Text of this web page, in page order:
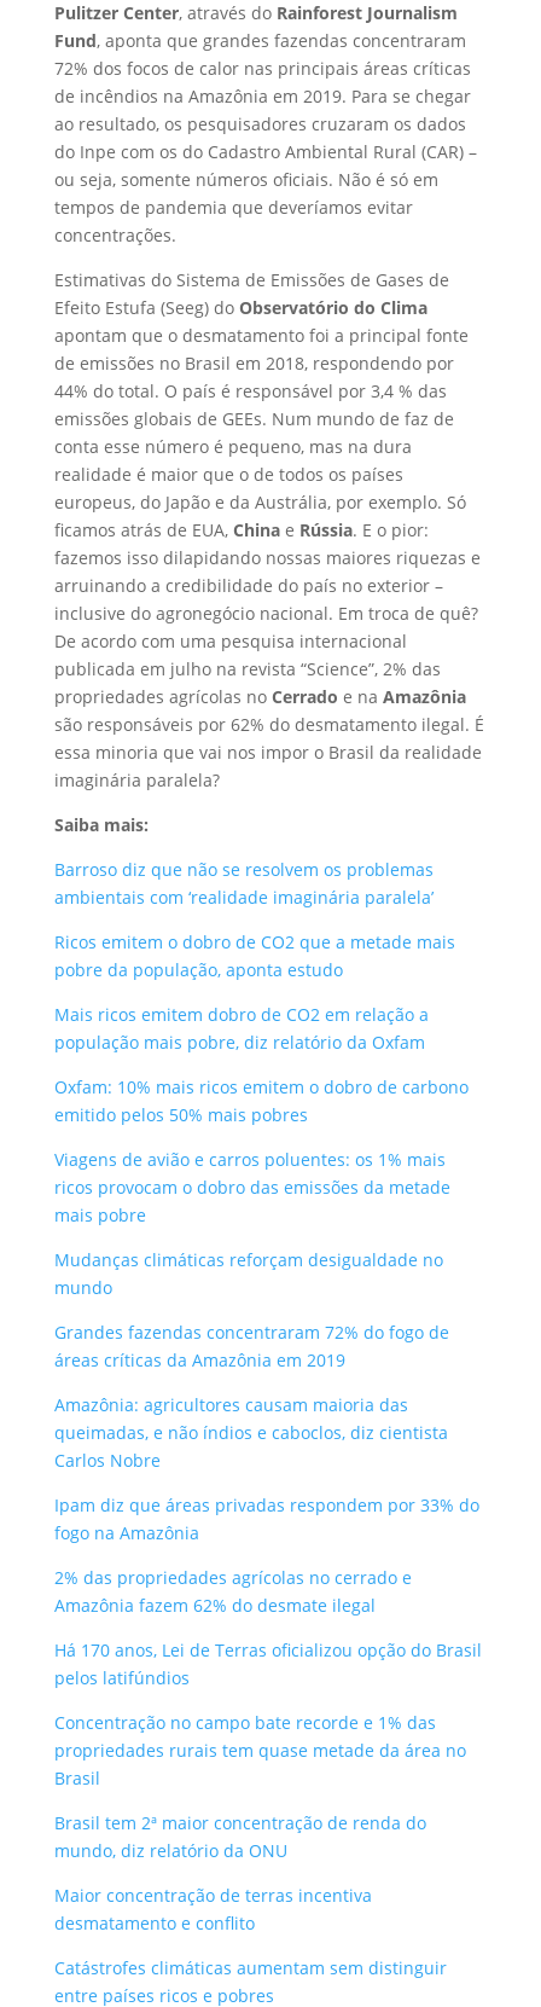
Pulitzer Center, através do Rainforest Journalism
Fund, aponta que grandes fazendas concentraram
72% dos focos de calor nas principais áreas críticas
de incêndios na Amazônia em 2019. Para se chegar
ao resultado, os pesquisadores cruzaram os dados
do Inpe com os do Cadastro Ambiental Rural (CAR) –
ou seja, somente números oficiais. Não é só em
tempos de pandemia que deveríamos evitar
concentrações.
Estimativas do Sistema de Emissões de Gases de
Efeito Estufa (Seeg) do Observatório do Clima
apontam que o desmatamento foi a principal fonte
de emissões no Brasil em 2018, respondendo por
44% do total. O país é responsável por 3,4 % das
emissões globais de GEEs. Num mundo de faz de
conta esse número é pequeno, mas na dura
realidade é maior que o de todos os países
europeus, do Japão e da Austrália, por exemplo. Só
ficamos atrás de EUA, Chinae Rússia. E o pior:
fazemos isso dilapidando nossas maiores riquezas e
arruinando a credibilidade do país no exterior –
inclusive do agronegócio nacional. Em troca de quê?
De acordo com uma pesquisa internacional
publicada em julho na revista “Science”, 2% das
propriedades agrícolas no Cerrado e na Amazônia
são responsáveis por 62% do desmatamento ilegal. É
essa minoria que vai nos impor o Brasil da realidade
imaginária paralela?
Saiba mais:
Barroso diz que não se resolvem os problemas
ambientais com ‘realidade imaginária paralela’
Ricos emitem o dobro de CO2 que a metade mais
pobre da população, aponta estudo
Mais ricos emitem dobro de CO2 em relação a
população mais pobre, diz relatório da Oxfam
Oxfam: 10% mais ricos emitem o dobro de carbono
emitido pelos 50% mais pobres
Viagens de avião e carros poluentes: os 1% mais
ricos provocam o dobro das emissões da metade
mais pobre
Mudanças climáticas reforçam desigualdade no
mundo
Grandes fazendas concentraram 72% do fogo de
áreas críticas da Amazônia em 2019
Amazônia: agricultores causam maioria das
queimadas, e não índios e caboclos, diz cientista
Carlos Nobre
Ipam diz que áreas privadas respondem por 33% do
fogo na Amazônia
2% das propriedades agrícolas no cerrado e
Amazônia fazem 62% do desmate ilegal
Há 170 anos, Lei de Terras oficializou opção do Brasil
pelos latifúndios
Concentração no campo bate recorde e 1% das
propriedades rurais tem quase metade da área no
Brasil
Brasil tem 2ª maior concentração de renda do
mundo, diz relatório da ONU
Maior concentração de terras incentiva
desmatamento e conflito
Catástrofes climáticas aumentam sem distinguir
entre países ricos e pobres